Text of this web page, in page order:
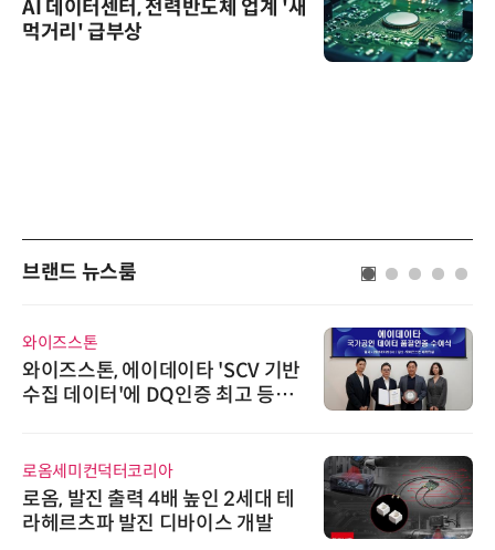
AI 데이터센터, 전력반도체 업계 '새
먹거리' 급부상
브랜드 뉴스룸
와이즈스톤
와이즈스톤, 에이데이타 'SCV 기반
수집 데이터'에 DQ인증 최고 등급
로옴세미컨덕터코리아
로옴, 발진 출력 4배 높인 2세대 테
라헤르츠파 발진 디바이스 개발